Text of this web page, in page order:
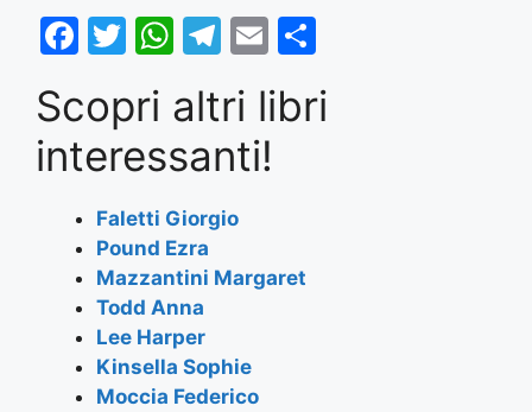
F
c
e
b
o
o
k
T
itt
er
W
at
s
A
p
p
T
e
gr
a
m
E
ai
l
ar
Scopri altri libri
interessanti!
Faletti Giorgio
Pound Ezra
Mazzantini Margaret
Todd Anna
Lee Harper
Kinsella Sophie
Moccia Federico